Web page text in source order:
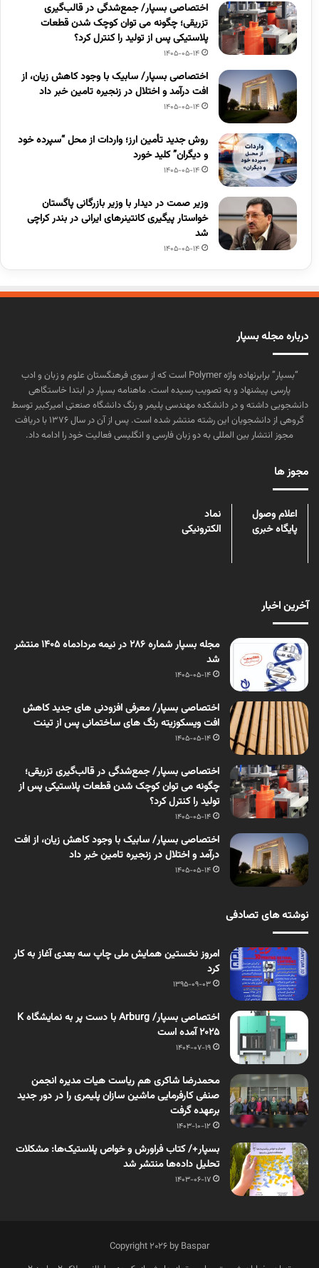
اختصاصی بسپار/ جمع‌شدگی در قالب‌گیری
تزریقی؛ چگونه می توان کوچک شدن قطعات
پلاستیکی پس از تولید را کنترل کرد؟
1405-05-14
اختصاصی بسپار/ سابیک با وجود کاهش زیان، از
افت درآمد و اختلال در زنجیره تامین خبر داد
1405-05-14
روش جدید تأمین ارز؛ واردات از محل “سپرده خود
و دیگران” کلید خورد
1405-05-14
وزیر صمت در دیدار با وزیر بازرگانی پاگستان
خواستار پیگیری کانتینرهای ایرانی در بندر کراچی
شد
1405-05-14
درباره مجله بسپار
“بسپار” برابرنهاده واژه Polymer است که از سوی فرهنگستان علوم و زبان و ادب
پارسی پیشنهاد و به تصویب رسیده است. ماهنامه بسپار در ابتدا خاستگاهی
دانشجویی داشته و در دانشکده مهندسی پلیمر و رنگ دانشگاه صنعتی امیرکبیر توسط
گروهی از دانشجویان این رشته منتشر شده است. پس از آن در سال ۱۳۷۶ با دریافت
مجوز انتشار بین المللی به دو زبان فارسی و انگلیسی فعالیت خود را ادامه داد.
مجوز ها
اعلام وصول
پایگاه خبری
نماد
الکترونیکی
آخرین اخبار
مجله بسپار شماره 286 در نیمه مردادماه 1405 منتشر
شد
1405-05-14
اختصاصی بسپار/ معرفی افزودنی های جدید کاهش
افت ویسکوزیته رنگ های ساختمانی پس از تینت
1405-05-14
اختصاصی بسپار/ جمع‌شدگی در قالب‌گیری تزریقی؛
چگونه می توان کوچک شدن قطعات پلاستیکی پس از
تولید را کنترل کرد؟
1405-05-14
اختصاصی بسپار/ سابیک با وجود کاهش زیان، از افت
درآمد و اختلال در زنجیره تامین خبر داد
1405-05-14
نوشته های تصادفی
امروز نخستین همایش ملی چاپ سه بعدی آغاز به کار
کرد
1395-09-03
اختصاصی بسپار/ Arburg با دست پر به نمایشگاه K
2025 آمده است
1404-07-19
محمدرضا شاکری هم ریاست هیات مدیره انجمن
صنفی کارفرمایی ماشین سازان پلیمری را در دور جدید
برعهده گرفت
1403-10-12
بسپار+/ کتاب فراورش و خواص پلاستیک‌ها: مشکلات
تحلیل داده‌ها منتشر شد
1403-06-17
Copyright 2026 by Baspar